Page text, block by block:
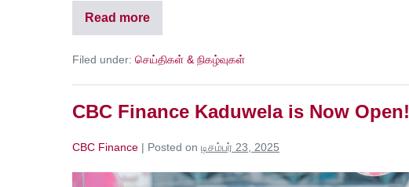
Read more
Filed under: செய்திகள் & நிகழ்வுகள்
CBC Finance Kaduwela is Now Open!
CBC Finance | Posted on டிசம்பர் 23, 2025